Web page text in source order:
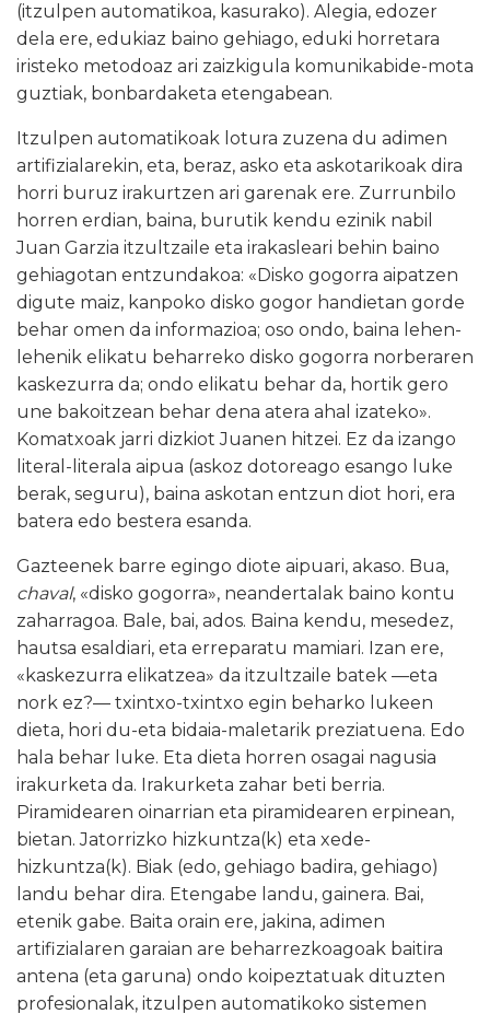
(itzulpen automatikoa, kasurako). Alegia, edozer
dela ere, edukiaz baino gehiago, eduki horretara
iristeko metodoaz ari zaizkigula komunikabide-mota
guztiak, bonbardaketa etengabean.
Itzulpen automatikoak lotura zuzena du adimen
artifizialarekin, eta, beraz, asko eta askotarikoak dira
horri buruz irakurtzen ari garenak ere. Zurrunbilo
horren erdian, baina, burutik kendu ezinik nabil
Juan Garzia itzultzaile eta irakasleari behin baino
gehiagotan entzundakoa: «Disko gogorra aipatzen
digute maiz, kanpoko disko gogor handietan gorde
behar omen da informazioa; oso ondo, baina lehen-
lehenik elikatu beharreko disko gogorra norberaren
kaskezurra da; ondo elikatu behar da, hortik gero
une bakoitzean behar dena atera ahal izateko».
Komatxoak jarri dizkiot Juanen hitzei. Ez da izango
literal-literala aipua (askoz dotoreago esango luke
berak, seguru), baina askotan entzun diot hori, era
batera edo bestera esanda.
Gazteenek barre egingo diote aipuari, akaso. Bua,
chaval, «disko gogorra», neandertalak baino kontu
zaharragoa. Bale, bai, ados. Baina kendu, mesedez,
hautsa esaldiari, eta erreparatu mamiari. Izan ere,
«kaskezurra elikatzea» da itzultzaile batek —eta
nork ez?— txintxo-txintxo egin beharko lukeen
dieta, hori du-eta bidaia-maletarik preziatuena. Edo
hala behar luke. Eta dieta horren osagai nagusia
irakurketa da. Irakurketa zahar beti berria.
Piramidearen oinarrian eta piramidearen erpinean,
bietan. Jatorrizko hizkuntza(k) eta xede-
hizkuntza(k). Biak (edo, gehiago badira, gehiago)
landu behar dira. Etengabe landu, gainera. Bai,
etenik gabe. Baita orain ere, jakina, adimen
artifizialaren garaian are beharrezkoagoak baitira
antena (eta garuna) ondo koipeztatuak dituzten
profesionalak, itzulpen automatikoko sistemen